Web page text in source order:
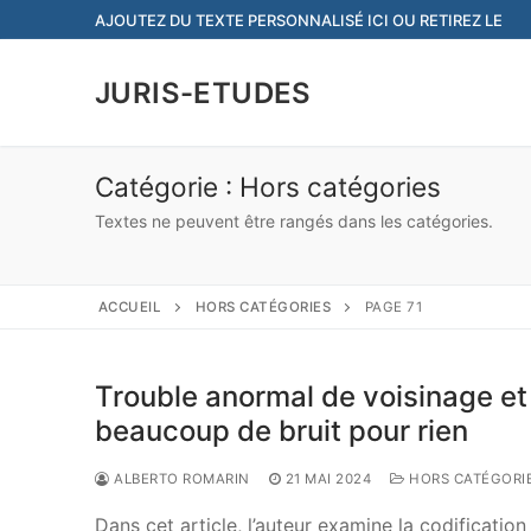
au
AJOUTEZ DU TEXTE PERSONNALISÉ ICI OU RETIREZ LE
JURIS-ETUDES
Catégorie : Hors catégories
Textes ne peuvent être rangés dans les catégories.
ACCUEIL HORS CATÉGORIES PAGE 71
Trouble anormal de voisinage
beaucoup de bruit pour rien
ALBERTO ROMARIN 21 MAI 2024 HORS
Dans cet article, l’auteur examine la